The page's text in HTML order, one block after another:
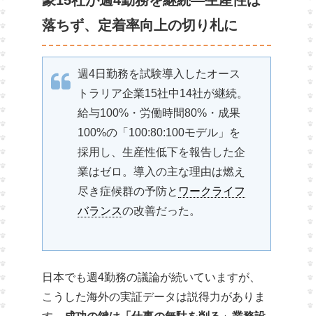
落ちず、定着率向上の切り札に
週4日勤務を試験導入したオース
トラリア企業15社中14社が継続。
給与100%・労働時間80%・成果
100%の「100:80:100モデル」を
採用し、生産性低下を報告した企
業はゼロ。導入の主な理由は燃え
尽き症候群の予防と ワークライフ
バランスの改善だった。
日本でも週4勤務の議論が続いていますが、
こうした海外の実証データは説得力がありま